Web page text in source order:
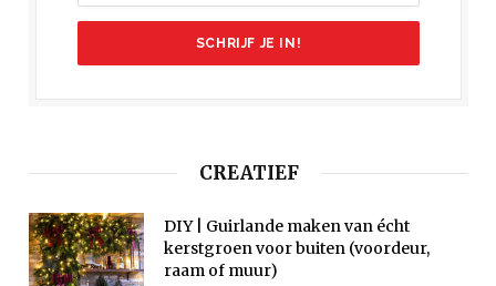
CREATIEF
DIY | Guirlande maken van écht
kerstgroen voor buiten (voordeur,
raam of muur)